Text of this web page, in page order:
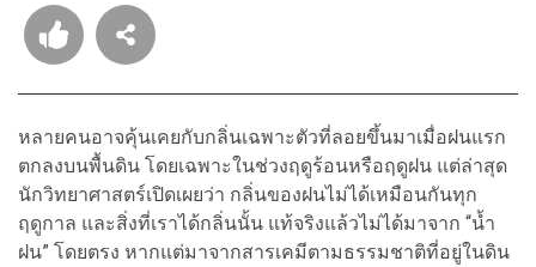
หลายคนอาจคุ้นเคยกับกลิ่นเฉพาะตัวที่ลอยขึ้นมาเมื่อฝนแรก
ตกลงบนพื้นดิน โดยเฉพาะในช่วงฤดูร้อนหรือฤดูฝน แต่ล่าสุด
นักวิทยาศาสตร์เปิดเผยว่า กลิ่นของฝนไม่ได้เหมือนกันทุก
ฤดูกาล และสิ่งที่เราได้กลิ่นนั้น แท้จริงแล้วไม่ได้มาจาก “น้ำ
ฝน” โดยตรง หากแต่มาจากสารเคมีตามธรรมชาติที่อยู่ในดิน